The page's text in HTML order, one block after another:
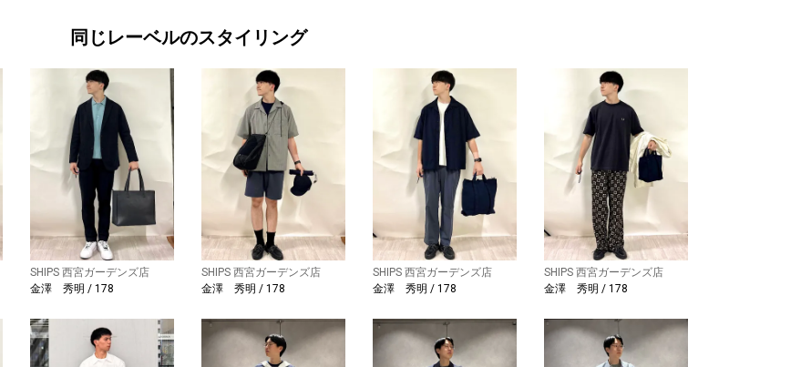
同じレーベルのスタイリング
SHIPS 西宮ガーデンズ店
金澤 秀明 / 178
SHIPS 西宮ガーデンズ店
金澤 秀明 / 178
SHIPS 西宮ガーデンズ店
金澤 秀明 / 178
SHIPS 西宮ガーデンズ店
金澤 秀明 / 178